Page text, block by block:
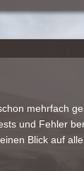
mehrfach
und Fehler
Blick auf